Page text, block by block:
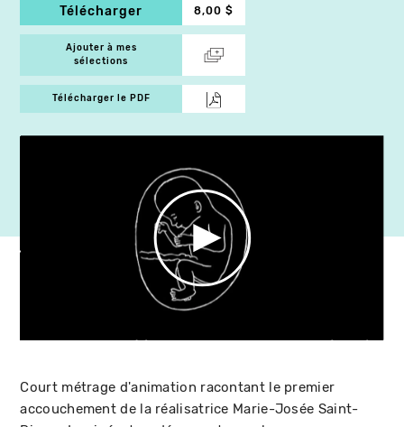
Télécharger 8,00 $
Ajouter à mes
sélections
Télécharger le PDF
Court métrage d'animation racontant le premier
accouchement de la réalisatrice Marie-Josée Saint-